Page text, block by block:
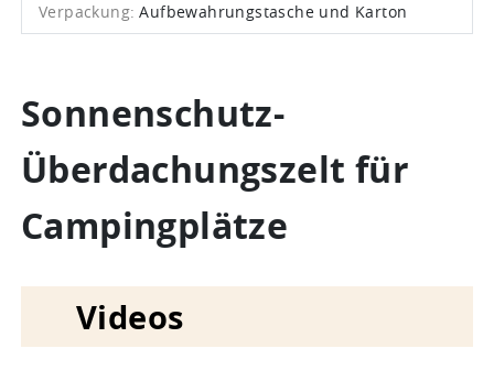
Verpackung: Aufbewahrungstasche und Karton
Sonnenschutz-
Überdachungszelt für
Campingplätze
Videos